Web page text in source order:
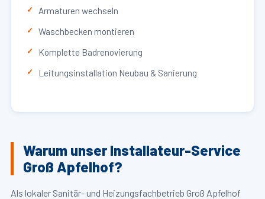
Armaturen wechseln
Waschbecken montieren
Komplette Badrenovierung
Leitungsinstallation Neubau & Sanierung
Warum unser Installateur-Service
Groß Apfelhof?
Als lokaler Sanitär- und Heizungsfachbetrieb Groß Apfelhof